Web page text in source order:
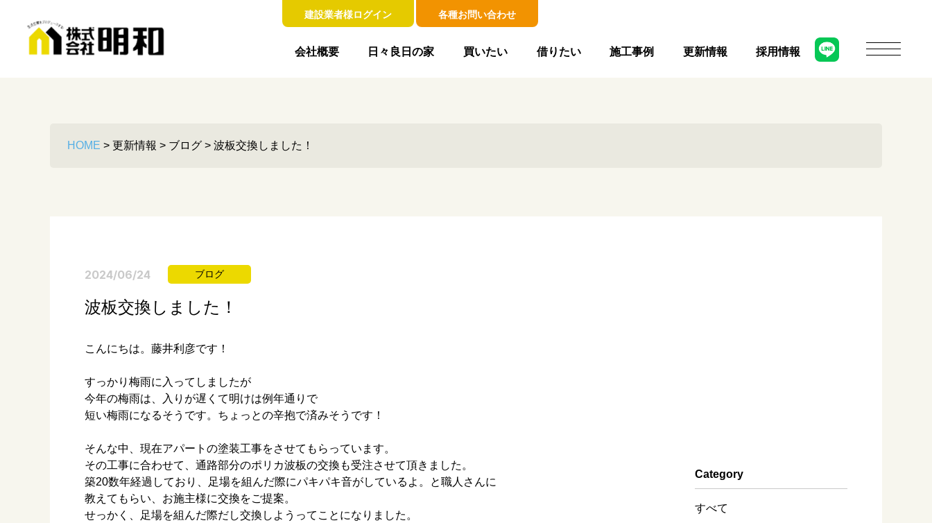
建設業者様ログイン 各種お問い合わせ
会社概要 日々良日の家 買いたい 借りたい 施工事例 更新情報 採用情報
HOME > 更新情報 > ブログ > 波板交換しました！
2024/06/24 ブログ
波板交換しました！
こんにちは。藤井利彦です！
すっかり梅雨に入ってしましたが
今年の梅雨は、入りが遅くて明けは例年通りで
短い梅雨になるそうです。ちょっとの辛抱で済みそうです！
そんな中、現在アパートの塗装工事をさせてもらっています。
その工事に合わせて、通路部分のポリカ波板の交換も受注させて頂きました。
築20数年経過しており、足場を組んだ際にパキパキ音がしているよ。と職人さんに
教えてもらい、お施主様に交換をご提案。
せっかく、足場を組んだ際だし交換しようってことになりました。
Category
すべて